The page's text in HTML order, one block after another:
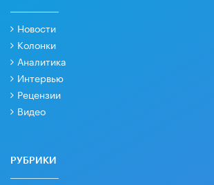
Новости
Колонки
Аналитика
Интервью
Рецензии
Видео
РУБРИКИ